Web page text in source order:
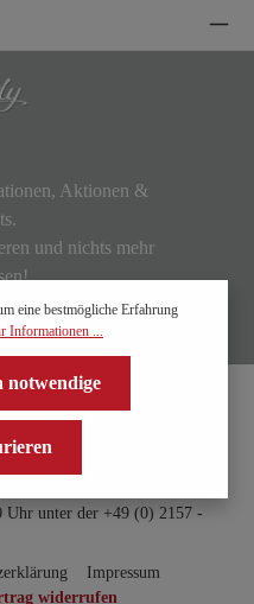
Aktionen &
und nichts mehr
Uhr unter der +49 (0) 2157 -
Impressum
widerrufen
eine bestmögliche Erfahrung
Informationen ...
notwendige